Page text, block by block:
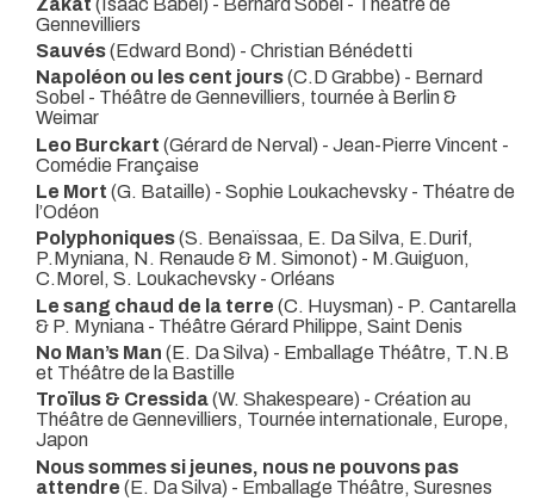
Gennevilliers
Sauvés(Edward Bond) - Christian Bénédetti
Napoléon ou les cent jours(C.D Grabbe) - Bernard
Sobel - Théâtre de Gennevilliers, tournée à Berlin &
Weimar
Leo Burckart (Gérard de Nerval) - Jean-Pierre Vincent -
Comédie Française
Le Mort (G. Bataille) - Sophie Loukachevsky - Théatre de
l’Odéon
Polyphoniques(S. Benaïssaa, E. Da Silva, E.Durif,
P.Myniana, N. Renaude & M. Simonot) - M.Guiguon,
C.Morel, S. Loukachevsky - Orléans
Le sang chaud de la terre (C. Huysman) - P. Cantarella
& P. Myniana - Théâtre Gérard Philippe, Saint Denis
No Man’s Man (E. Da Silva) - Emballage Théâtre, T.N.B
et Théâtre de la Bastille
Troïlus & Cressida(W. Shakespeare) - Création au
Théâtre de Gennevilliers, Tournée internationale, Europe,
Japon
Nous sommes si jeunes, nous ne pouvons pas
attendre (E. Da Silva) - Emballage Théâtre, Suresnes